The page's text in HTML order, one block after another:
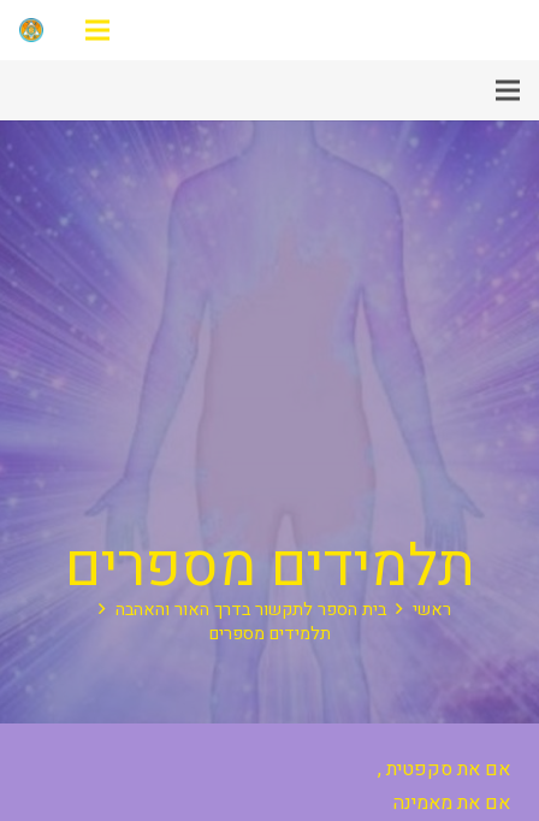
תלמידים מספרים
ראשי
בית הספר לתקשור בדרך האור והאהבה
תלמידים מספרים
אם את סקפטית ,
אם את מאמינה